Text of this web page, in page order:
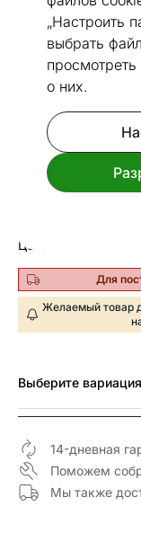
„Настроить
выбрать
о них.
Narma
white
Код 151276
Спроси срок
Цена
Для
Желаемый товар
Выберите
14-дневная
Поможем
Мы также